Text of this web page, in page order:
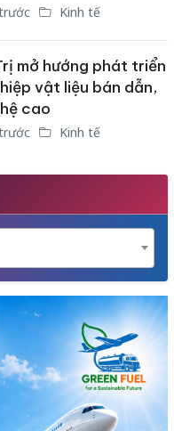
Kinh tế
mở hướng phát triển
vật liệu bán dẫn,
cao
Kinh tế